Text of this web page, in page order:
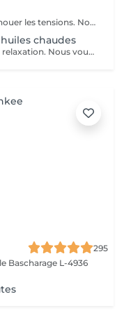
Enveloppe les corps, délasse, pour dénouer les tensions. Nous vous prions de bien vouloir respecter votre rendez-vous. En prenant rendez-vous, vous occupez une place, dont une autre personne aurait éventuellement besoin. Tout rendez-vous non annulé 24h en avance, est susceptible d'être facturé. (Si vous ne pouvez pas vous présenter à votre RDV, proposez-le éventuellement à un proche ou à un ami) Toute l'équipe de Aromas Institut vous remercie pour votre respect et votre compréhension.
chaudes
Texture unique, sensations prenantes, relaxation. Nous vous prions de bien vouloir respecter votre rendez-vous. En prenant rendez-vous, vous occupez une place, dont une autre personne aurait éventuellement besoin. Tout rendez-vous non annulé 24h en avance, est susceptible d'être facturé. (Si vous ne pouvez pas vous présenter à votre RDV, proposez-le éventuellement à un proche ou à un ami) Toute l'équipe de Aromas Institut vous remercie pour votre respect et votre compréhension.
295
Bascharage L-4936